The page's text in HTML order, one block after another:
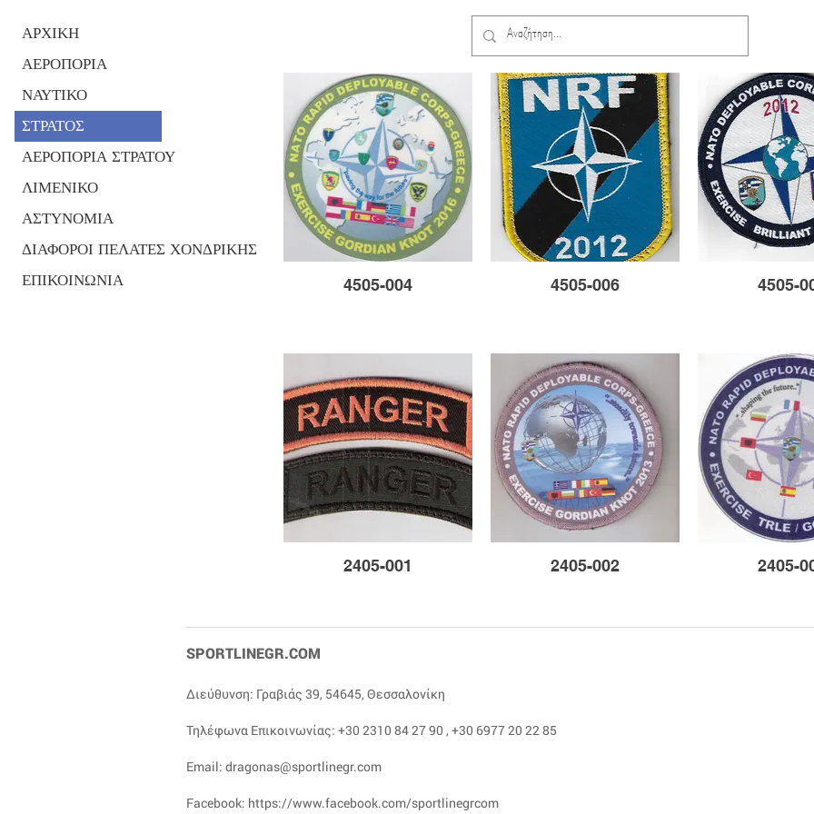
ΑΡΧΙΚΗ
ΑΕΡΟΠΟΡΙΑ
ΝΑΥΤΙΚΟ
ΣΤΡΑΤΟΣ
ΑΕΡΟΠΟΡΙΑ ΣΤΡΑΤΟΥ
ΛΙΜΕΝΙΚΟ
ΑΣΤΥΝΟΜΙΑ
ΔΙΑΦΟΡΟΙ ΠΕΛΑΤΕΣ ΧΟΝΔΡΙΚΗΣ
ΕΠΙΚΟΙΝΩΝΙΑ
4505-004 4505-006 4505-
2405-001 2405-002 2405-
SPORTLINEGR.COM
Διεύθυνση: Γραβιάς 39, 54645, Θεσσαλονίκη
Τηλέφωνα Επικοινωνίας: +30 2310 84 27 90 , +30 6977 20 22 85
Email: dragonas@sportlinegr.com
Facebook: https://www.facebook.com/sportlinegrcom